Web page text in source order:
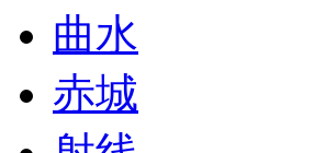
曲水
赤城